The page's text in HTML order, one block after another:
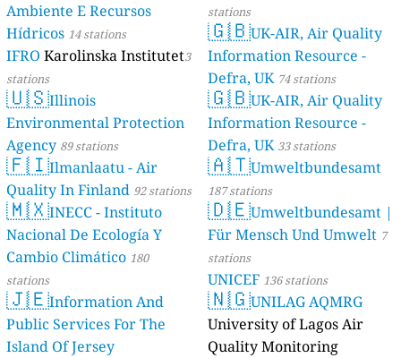
Ambiente E Recursos
Hídricos 14 stations
IFRO Karolinska Institutet3
stations
🇺🇸Illinois
Environmental Protection
Agency 89 stations
🇫🇮Ilmanlaatu - Air
Quality In Finland 92 stations
🇲🇽INECC - Instituto
Nacional De Ecología Y
Cambio Climático 180
stations
🇯🇪Information And
Public Services For The
Island Of Jersey
stations
🇬🇧UK-AIR, Air Quality
Information Resource -
Defra, UK 74 stations
🇬🇧UK-AIR, Air Quality
Information Resource -
Defra, UK 33 stations
🇦🇹Umweltbundesamt
187 stations
🇩🇪Umweltbundesamt |
Für Mensch Und Umwelt 7
stations
UNICEF 136 stations
🇳🇬UNILAG AQMRG
University of Lagos Air
Quality Monitoring